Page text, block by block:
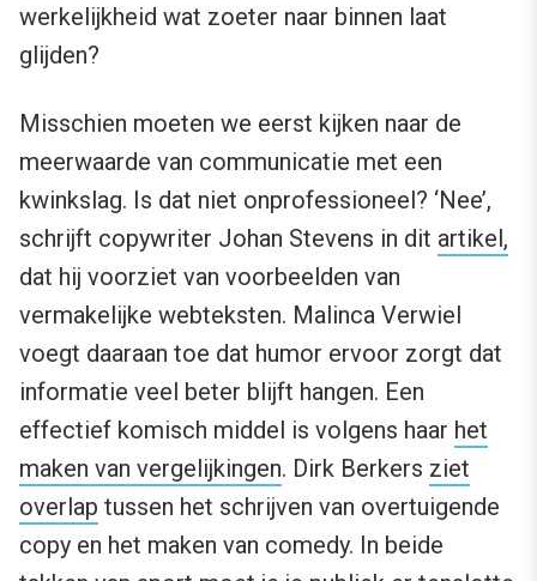
werkelijkheid wat zoeter naar binnen laat
glijden?
Misschien moeten we eerst kijken naar de
meerwaarde van communicatie met een
kwinkslag. Is dat niet onprofessioneel? ‘Nee’,
schrijft copywriter Johan Stevens in dit artikel,
dat hij voorziet van voorbeelden van
vermakelijke webteksten. Malinca Verwiel
voegt daaraan toe dat humor ervoor zorgt dat
informatie veel beter blijft hangen. Een
effectief komisch middel is volgens haar het
maken van vergelijkingen. Dirk Berkers ziet
overlap tussen het schrijven van overtuigende
copy en het maken van comedy. In beide